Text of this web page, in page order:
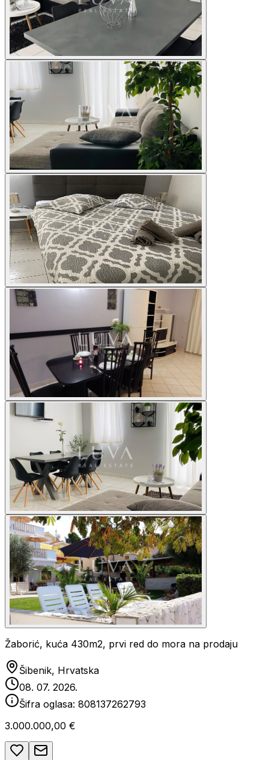
Žaborić, kuća 430m2, prvi red do mora na prodaju
Šibenik, Hrvatska
08. 07. 2026.
Šifra oglasa: 808137262793
3.000.000,00 €